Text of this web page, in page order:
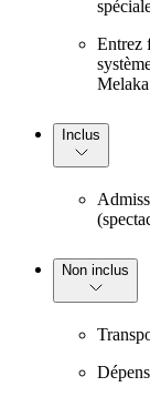
Entrez
Inclus
Non inclus